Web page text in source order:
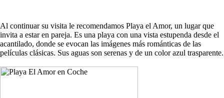
Al continuar su visita le recomendamos Playa el Amor, un lugar que
invita a estar en pareja. Es una playa con una vista estupenda desde el
acantilado, donde se evocan las imágenes más románticas de las
películas clásicas. Sus aguas son serenas y de un color azul trasparente.